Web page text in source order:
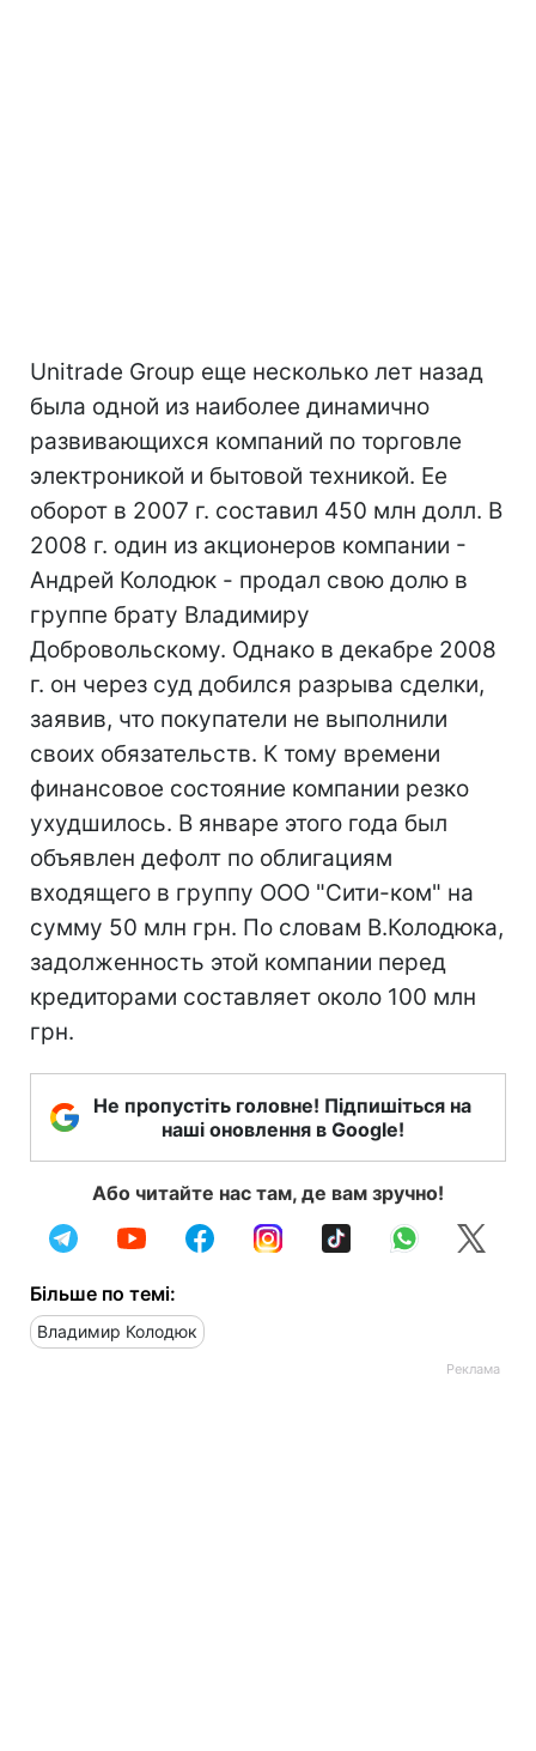
Unitrade Group еще несколько лет назад
была одной из наиболее динамично
развивающихся компаний по торговле
электроникой и бытовой техникой. Ее
оборот в 2007 г. составил 450 млн долл. В
2008 г. один из акционеров компании -
Андрей Колодюк - продал свою долю в
группе брату Владимиру
Добровольскому. Однако в декабре 2008
г. он через суд добился разрыва сделки,
заявив, что покупатели не выполнили
своих обязательств. К тому времени
финансовое состояние компании резко
ухудшилось. В январе этого года был
объявлен дефолт по облигациям
входящего в группу ООО "Сити-ком" на
сумму 50 млн грн. По словам В.Колодюка,
задолженность этой компании перед
кредиторами составляет около 100 млн
грн.
Не пропустіть головне! Підпишіться на
наші оновлення в Google!
Або читайте нас там, де вам зручно!
Більше по темі:
Владимир Колодюк